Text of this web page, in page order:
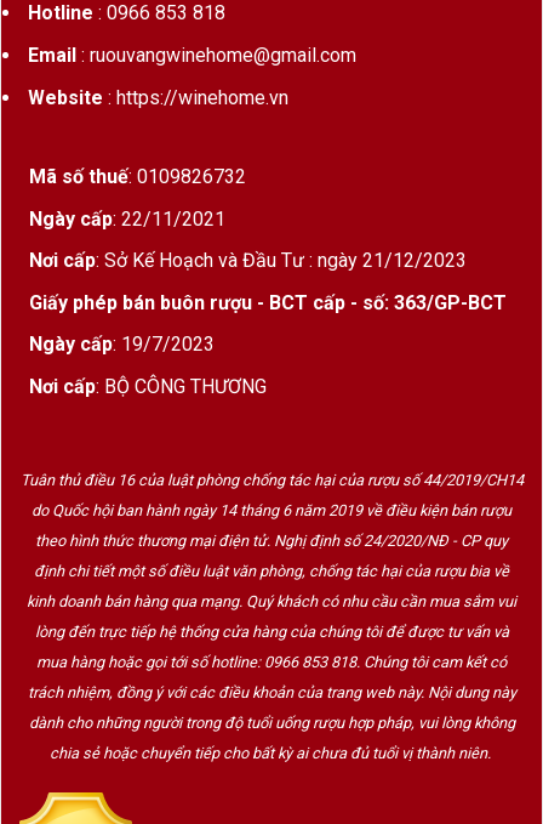
Hotline : 0966 853 818
Email: ruouvangwinehome@gmail.com
Website : https://winehome.vn
Mã số thuế: 0109826732
Ngày cấp: 22/11/2021
Nơi cấp: Sở Kế Hoạch và Đầu Tư : ngày 21/12/2023
Giấy phép bán buôn rượu - BCT cấp - số: 363/GP-BCT
Ngày cấp: 19/7/2023
Nơi cấp: BỘ CÔNG THƯƠNG
Tuân thủ điều 16 của luật phòng chống tác hại của rượu số 44/2019/CH14
do Quốc hội ban hành ngày 14 tháng 6 năm 2019 về điều kiện bán rượu
theo hình thức thương mại điện tử. Nghị định số 24/2020/NĐ - CP quy
định chi tiết một số điều luật văn phòng, chống tác hại của rượu bia về
kinh doanh bán hàng qua mạng. Quý khách có nhu cầu cần mua sắm vui
lòng đến trực tiếp hệ thống cửa hàng của chúng tôi để được tư vấn và
mua hàng hoặc gọi tới số hotline: 0966 853 818. Chúng tôi cam kết có
trách nhiệm, đồng ý với các điều khoản của trang web này. Nội dung này
dành cho những người trong độ tuổi uống rượu hợp pháp, vui lòng không
chia sẻ hoặc chuyển tiếp cho bất kỳ ai chưa đủ tuổi vị thành niên.